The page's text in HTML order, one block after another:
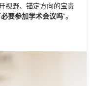
视野、锚定方向的宝贵
要参加学术会议吗”。